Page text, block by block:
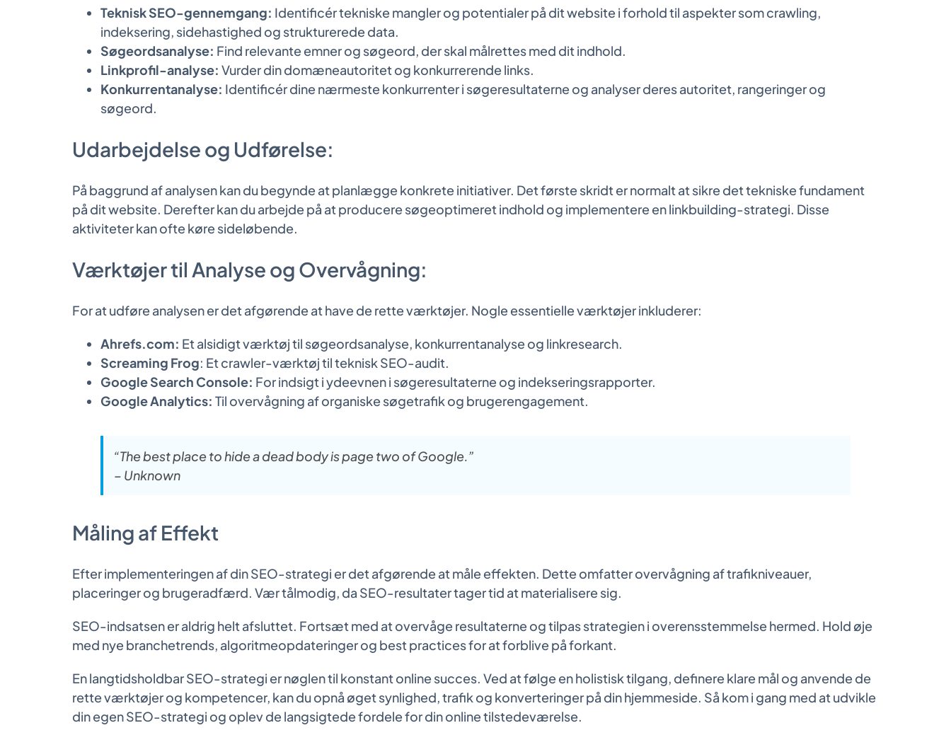
Teknisk SEO-gennemgang: Identificér tekniske mangler og potentialer på dit website i forhold til aspekter som crawling,
indeksering, sidehastighed og strukturerede data.
Søgeordsanalyse: Find relevante emner og søgeord, der skal målrettes med dit indhold.
Linkprofil-analyse: Vurder din domæneautoritet og konkurrerende links.
Konkurrentanalyse: Identificér dine nærmeste konkurrenter i søgeresultaterne og analyser deres autoritet, rangeringer og
søgeord.
Udarbejdelse og Udførelse:
På baggrund af analysen kan du begynde at planlægge konkrete initiativer. Det første skridt er normalt at sikre det tekniske fundament
på dit website. Derefter kan du arbejde på at producere søgeoptimeret indhold og implementere en linkbuilding-strategi. Disse
aktiviteter kan ofte køre sideløbende.
Værktøjer til Analyse og Overvågning:
For at udføre analysen er det afgørende at have de rette værktøjer. Nogle essentielle værktøjer inkluderer:
Ahrefs.com: Et alsidigt værktøj til søgeordsanalyse, konkurrentanalyse og linkresearch.
Screaming Frog: Et crawler-værktøj til teknisk SEO-audit.
Google Search Console: For indsigt i ydeevnen i søgeresultaterne og indekseringsrapporter.
Google Analytics: Til overvågning af organiske søgetrafik og brugerengagement.
“The best place to hide a dead body is page two of Google.”
– Unknown
Måling af Effekt
Efter implementeringen af din SEO-strategi er det afgørende at måle effekten. Dette omfatter overvågning af trafikniveauer,
placeringer og brugeradfærd. Vær tålmodig, da SEO-resultater tager tid at materialisere sig.
SEO-indsatsen er aldrig helt afsluttet. Fortsæt med at overvåge resultaterne og tilpas strategien i overensstemmelse hermed. Hold øje
med nye branchetrends, algoritmeopdateringer og best practices for at forblive på forkant.
En langtidsholdbar SEO-strategi er nøglen til konstant online succes. Ved at følge en holistisk tilgang, definere klare mål og anvende de
rette værktøjer og kompetencer, kan du opnå øget synlighed, trafik og konverteringer på din hjemmeside. Så kom i gang med at udvikle
din egen SEO-strategi og oplev de langsigtede fordele for din online tilstedeværelse.